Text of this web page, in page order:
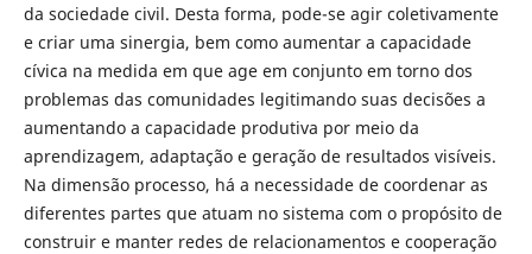
da sociedade civil. Desta forma, pode-se agir coletivamente
e criar uma sinergia, bem como aumentar a capacidade
cívica na medida em que age em conjunto em torno dos
problemas das comunidades legitimando suas decisões a
aumentando a capacidade produtiva por meio da
aprendizagem, adaptação e geração de resultados visíveis.
Na dimensão processo, há a necessidade de coordenar as
diferentes partes que atuam no sistema com o propósito de
construir e manter redes de relacionamentos e cooperação